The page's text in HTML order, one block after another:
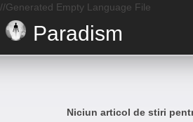
//Generated Empty Language File
Paradism
Niciun articol de stiri